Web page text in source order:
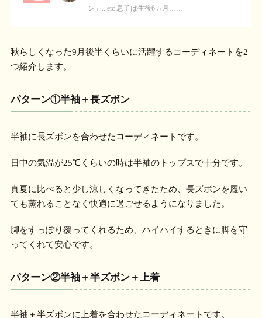
ン」...etc 息子は生後6ヵ月……
秋らしくなった9月後半くらいに活躍するコーディネートを2
つ紹介します。
パターン①半袖＋長ズボン
半袖に長ズボンを合わせたコーディネートです。
日中の気温が25℃くらいの時は半袖のトップスで十分です。
真夏に比べると少し涼しくなってきたため、長ズボンを履い
ても蒸れることなく快適に過ごせるようになりました。
脚をすっぽり覆ってくれるため、ハイハイするときに脚を守
ってくれて安心です。
パターン②半袖＋半ズボン＋上着
半袖＋半ズボンに上着を合わせたコーディネートです。